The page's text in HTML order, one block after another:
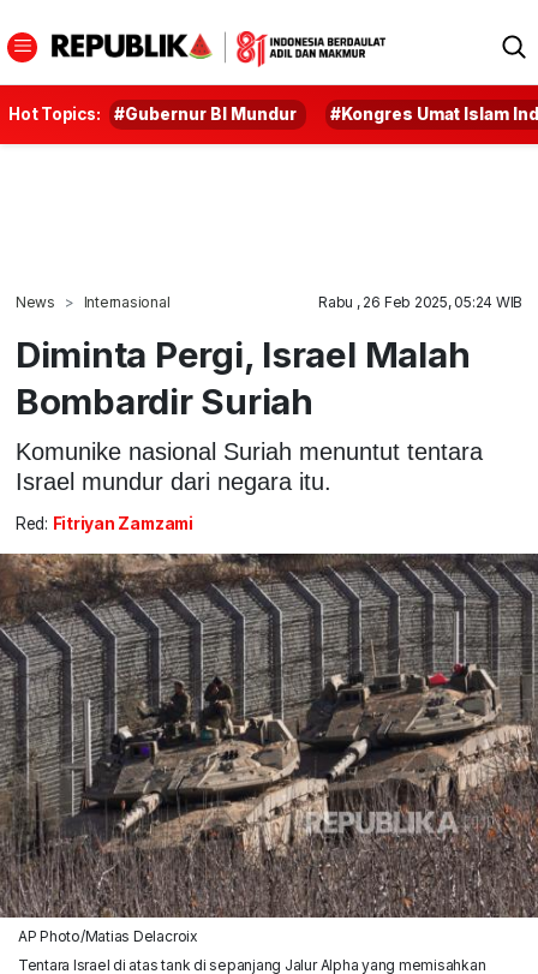
Hot Topics: #Gubernur BI Mundur #Kongres Umat Islam
News Internasional Rabu , 26 Feb 2025, 05:24 WIB
Diminta Pergi, Israel Malah
Bombardir Suriah
Komunike nasional Suriah menuntut tentara
Israel mundur dari negara itu.
Red: Fitriyan Zamzami
AP Photo/Matias Delacroix
Tentara Israel di atas tank di sepanjang Jalur Alpha yang memisahkan